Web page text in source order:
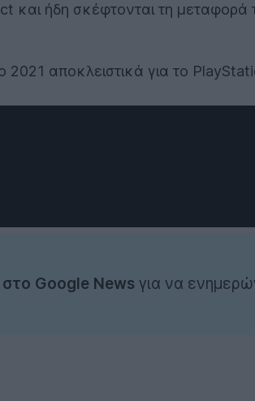
και ήδη σκέφτονται τη
αποκλειστικά για το
Google News για να